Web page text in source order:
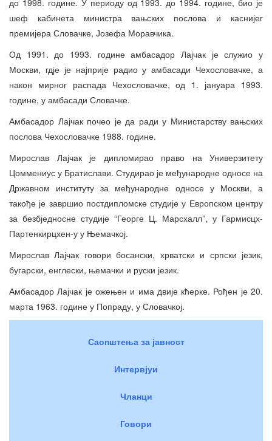
шеф кабинета министра вањских послова и каснијег
премијера Словачке, Јозефа Моравчика.
Од 1991. до 1993. године амбасадор Лајчак је служио у
Москви, гдје је најприје радио у амбасади Чехословачке, а
након мирног распада Чехословачке, од 1. јануара 1993.
године, у амбасади Словачке.
Амбасадор Лајчак почео је да ради у Министарству вањских
послова Чехословачке 1988. године.
Мирослав Лајчак је дипломирао право на Универзитету
Цоммениус у Братислави. Студирао је међународне односе на
Државном институту за међународне односе у Москви, а
такође је завршио постдипломске студије у Европском центру
за безбједносне студије “Георге Ц. Марсхалл”, у Гармисцх-
Партенкирцхен-у у Њемачкој.
Мирослав Лајчак говори босански, хрватски и српски језик,
бугарски, енглески, њемачки и руски језик.
Амбасадор Лајчак је ожењен и има двије кћерке. Рођен је 20.
марта 1963. године у Попраду, у Словачкој.
Саопштења за јавност
Интервјуи
Чланци
Говори